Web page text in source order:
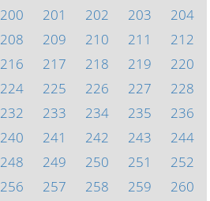
200 201 202 203
204
208 209 210 211
212
216 217 218 219
220
224 225 226 227
228
232 233 234 235
236
240 241 242 243
244
248 249 250 251
252
256 257 258 259
260